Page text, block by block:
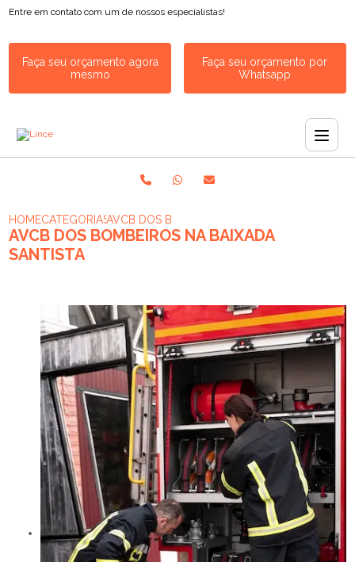
Entre em contato com um de nossos especialistas!
Faça seu orçamento agora
mesmo
Faça seu orçamento por
Whatsapp
HOMECATEGORIASAVCB DOS BOMBEIROS NA BAIXADA SANTISTA
AVCB DOS BOMBEIROS NA BAIXADA
SANTISTA